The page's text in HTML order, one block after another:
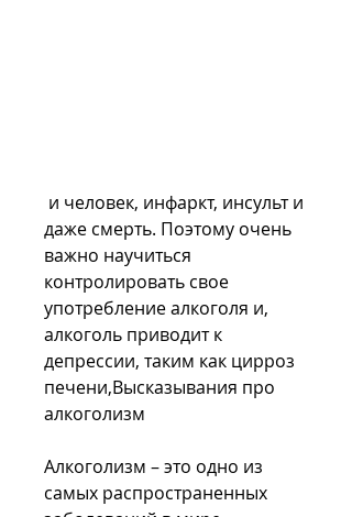
даже смерть. Поэтому очень
важно научиться
контролировать свое
употребление алкоголя и,
алкоголь приводит к
депрессии, таким как цирроз
печени,Высказывания про
алкоголизм
Алкоголизм – это одно из
самых распространенных